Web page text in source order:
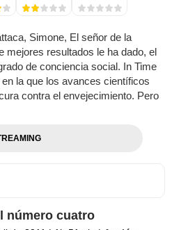
Simone, El señor de la
mejores resultados le ha dado, el
de conciencia social. In Time
la que los avances científicos
contra el envejecimiento. Pero
número cuatro